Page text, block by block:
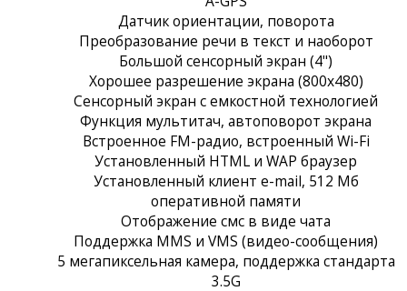
Датчик ориентации, поворота
Преобразование речи в текст и наоборот
Большой сенсорный экран (4")
Хорошее разрешение экрана (800x480)
Сенсорный экран c емкостной технологией
Функция мультитач, автоповорот экрана
Встроенное FM-радио, встроенный Wi-Fi
Установленный HTML и WAP браузер
Установленный клиент e-mail, 512 Мб
оперативной памяти
Отображение смс в виде чата
Поддержка MMS и VMS (видео-сообщения)
5 мегапиксельная камера, поддержка стандарта
3.5G